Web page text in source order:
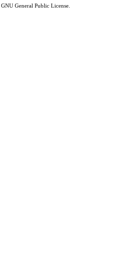
GNU General Public License.